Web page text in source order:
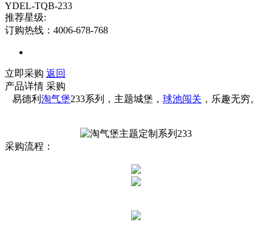
YDEL-TQB-233
推荐星级:
订购热线：4006-678-768
立即采购 返回
产品详情 采购
易德利 淘气堡233系列，主题城堡， 球池闯关 ，乐趣无穷。
采购流程：